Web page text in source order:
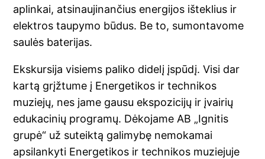
aplinkai, atsinaujinančius energijos išteklius ir
elektros taupymo būdus. Be to, sumontavome
saulės baterijas.
Ekskursija visiems paliko didelį įspūdį. Visi dar
kartą grįžtume į Energetikos ir technikos
muziejų, nes jame gausu ekspozicijų ir įvairių
edukacinių programų. Dėkojame AB „Ignitis
grupė“ už suteiktą galimybę nemokamai
apsilankyti Energetikos ir technikos muziejuje